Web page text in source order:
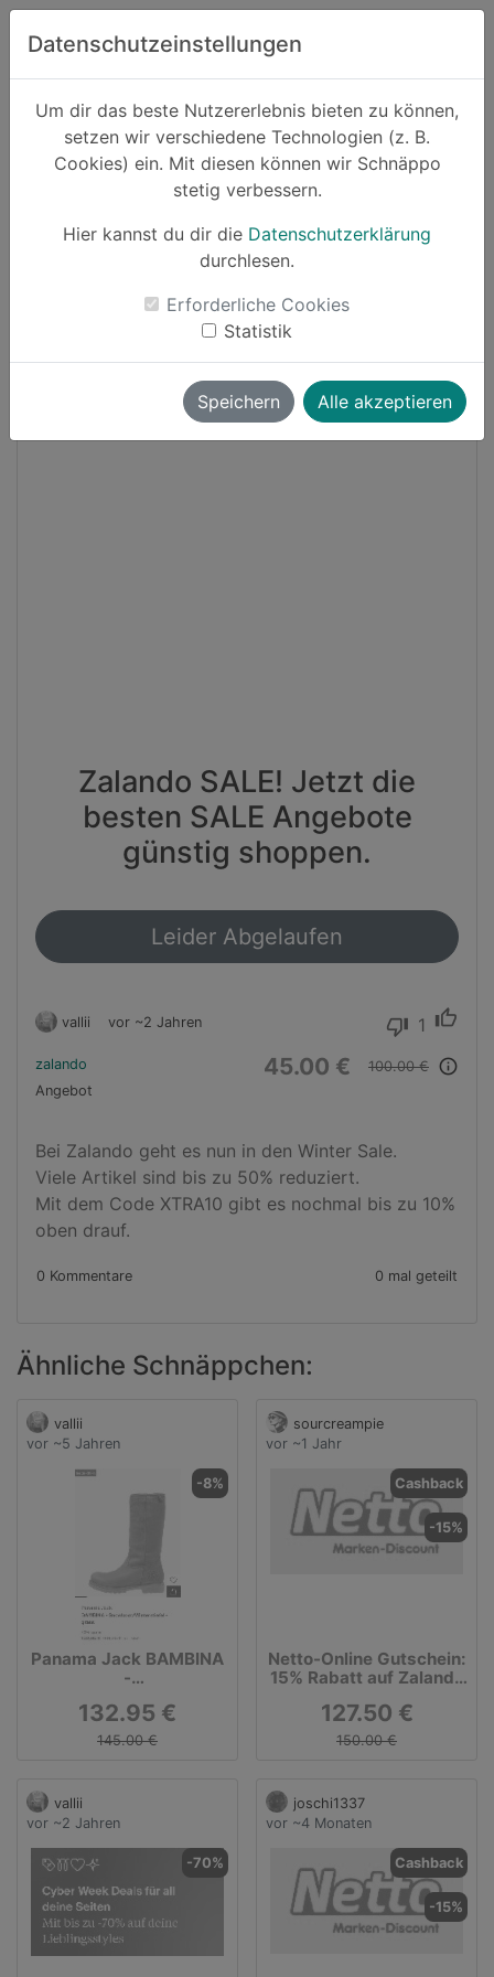
Zum Hauptinhalt springen
Datenschutzeinstellungen
Um dir das beste Nutzererlebnis bieten zu können,
setzen wir verschiedene Technologien (z. B.
Cookies) ein. Mit diesen können wir Schnäppo
stetig verbessern.
Hier kannst du dir die Datenschutzerklärung
durchlesen.
Erforderliche Cookies
Statistik
Speichern Alle akzeptieren
Suchen
Schnäppchen Mode
-55%
Zalando SALE! Jetzt die
besten SALE Angebote
günstig shoppen.
Leider Abgelaufen
vallii vor ~2 Jahren thumb_down 1 thumb_up
zalando
Angebot
45.00 € 100.00 € info_outline
Bei Zalando geht es nun in den Winter Sale.
Viele Artikel sind bis zu 50% reduziert.
Mit dem Code XTRA10 gibt es nochmal bis zu 10%
oben drauf.
0 Kommentare 0 mal geteilt
Ähnliche Schnäppchen:
vallii
vor ~5 Jahren
-8%
Panama Jack BAMBINA
-
in der Farbe:
grass/cognac bei
Zalando im Sale
132.95 €
145.00 €
sourcreampie
vor ~1 Jahr
Cashback
-15%
Netto-Online Gutschein:
15% Rabatt auf Zalando
127.50 €
150.00 €
vallii
vor ~2 Jahren
-70%
joschi1337
vor ~4 Monaten
Cashback
-15%